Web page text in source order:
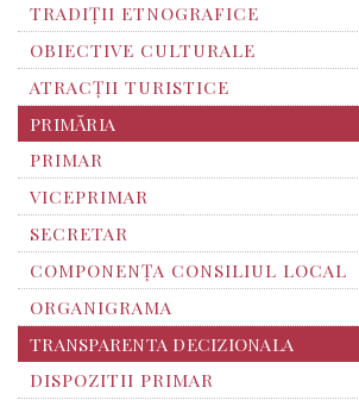
TRADIȚII ETNOGRAFICE
OBIECTIVE CULTURALE
ATRACȚII TURISTICE
PRIMĂRIA
PRIMAR
VICEPRIMAR
SECRETAR
COMPONENȚA CONSILIUL LOCAL
ORGANIGRAMA
TRANSPARENTA DECIZIONALA
DISPOZITII PRIMAR